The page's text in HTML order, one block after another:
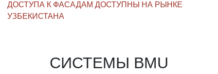
ДОСТУПА К ФАСАДАМ ДОСТУПНЫ НА РЫНКЕ
УЗБЕКИСТАНА
СИСТЕМЫ BMU